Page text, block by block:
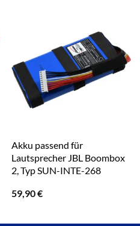
Akku passend für
Lautsprecher JBL Boombox
2, Typ SUN-INTE-268
59,90€